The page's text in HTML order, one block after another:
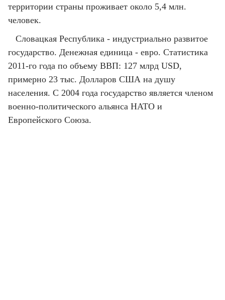
территории страны проживает около 5,4 млн.
человек.
Словацкая Республика - индустриально развитое
государство. Денежная единица - евро. Статистика
2011-го года по объему ВВП: 127 млрд USD,
примерно 23 тыс. Долларов США на душу
населения. С 2004 года государство является членом
военно-политического альянса НАТО и
Европейского Союза.